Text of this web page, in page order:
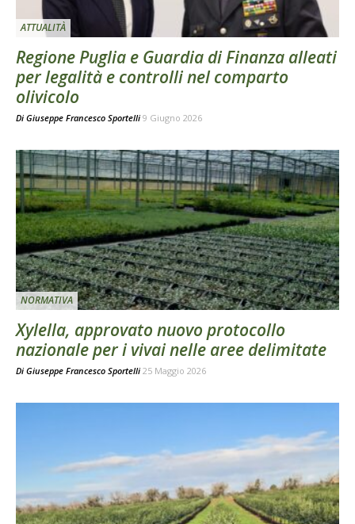
ATTUALITÀ
Regione Puglia e Guardia di Finanza alleati
per legalità e controlli nel comparto
olivicolo
Di Giuseppe Francesco Sportelli 9 Giugno 2026
NORMATIVA
Xylella, approvato nuovo protocollo
nazionale per i vivai nelle aree delimitate
Di Giuseppe Francesco Sportelli 25 Maggio 2026